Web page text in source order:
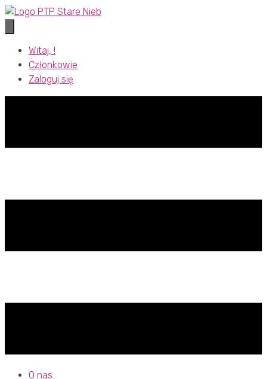
Przejdź
Witaj, !
Członkowie
Zaloguj się
O nas